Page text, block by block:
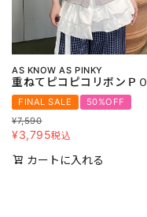
AS KNOW AS PINKY
重ねてピコピコリボンＰＯ
FINAL SALE
50%OFF
¥7,590
¥3,795税込
カートに入れる